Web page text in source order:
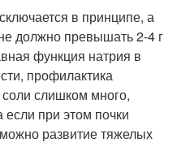
в принципе, а
должно превышать 2-4 г
функция натрия в
профилактика
слишком много,
при этом почки
развитие тяжелых